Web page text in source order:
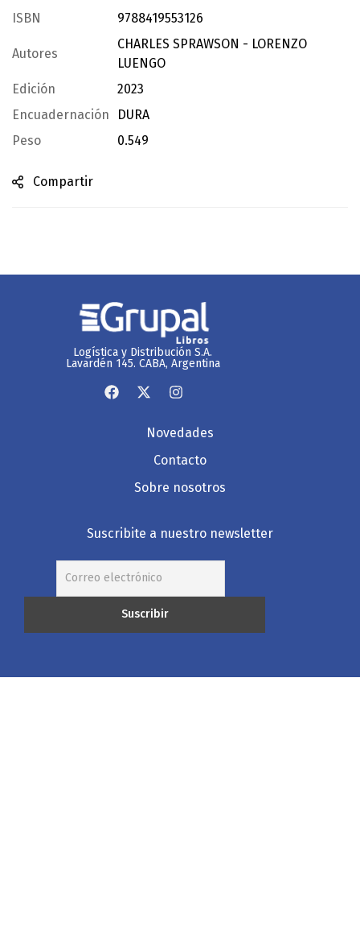
ISBN
9788419553126
Autores
CHARLES SPRAWSON - LORENZO
LUENGO
Edición
2023
Encuadernación
DURA
Peso
0.549
Compartir
Logística y Distribución S.A.
Lavardén 145. CABA, Argentina
Novedades
Contacto
Sobre nosotros
Suscribite a nuestro newsletter